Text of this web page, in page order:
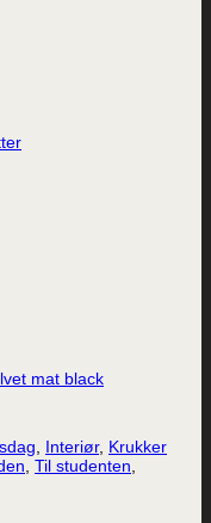
mat black
Interiør, Krukker
Til studenten